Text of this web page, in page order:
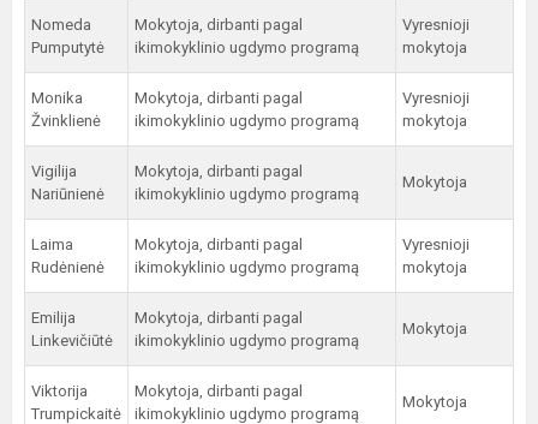
Nomeda
Pumputytė
Mokytoja, dirbanti pagal
ikimokyklinio ugdymo programą
Vyresnioji
mokytoja
Monika
Žvinklienė
Mokytoja, dirbanti pagal
ikimokyklinio ugdymo programą
Vyresnioji
mokytoja
Vigilija
Nariūnienė
Mokytoja, dirbanti pagal
ikimokyklinio ugdymo programą
Mokytoja
Laima
Rudėnienė
Mokytoja, dirbanti pagal
ikimokyklinio ugdymo programą
Vyresnioji
mokytoja
Emilija
Linkevičiūtė
Mokytoja, dirbanti pagal
ikimokyklinio ugdymo programą
Mokytoja
Viktorija
Trumpickaitė
Mokytoja, dirbanti pagal
ikimokyklinio ugdymo programą
Mokytoja